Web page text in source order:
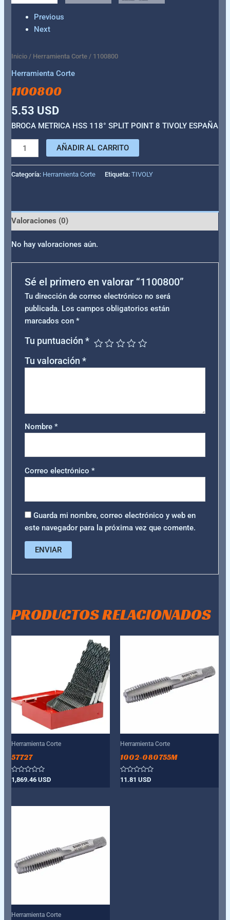
Previous
Next
Inicio / Herramienta Corte / 1100800
Herramienta Corte
1100800
5.53 USD
BROCA METRICA HSS 118° SPLIT POINT 8 TIVOLY ESPAÑA
AÑADIR AL CARRITO
Categoría: Herramienta Corte Etiqueta:TIVOLY
Valoraciones (0)
No hay valoraciones aún.
Sé el primero en valorar “1100800”
Tu dirección de correo electrónico no será
publicada. Los campos obligatorios están
marcados con *
Tu puntuación *
Tu valoración *
Nombre *
Correo electrónico *
Guarda mi nombre, correo electrónico y web en
este navegador para la próxima vez que comente.
PRODUCTOS RELACIONADOS
Herramienta Corte
57727
Valorado
con
1,869.46USD
Herramienta Corte
1002-080755M
Valorado
11.81 USD
Herramienta Corte